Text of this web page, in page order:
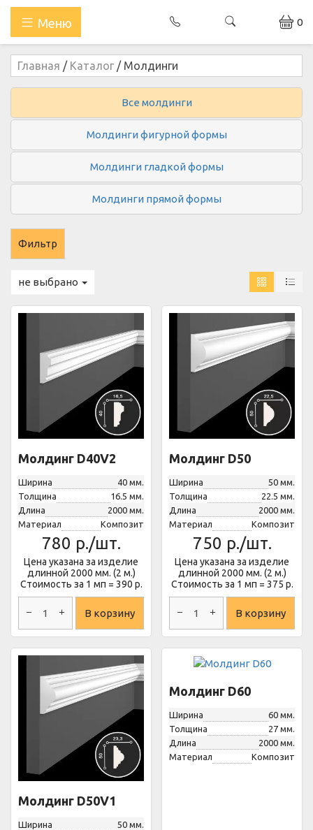
Меню 0
Главная / Каталог/ Молдинги
Все молдинги
Молдинги фигурной формы
Молдинги гладкой формы
Молдинги прямой формы
не выбрано
Молдинг D40V2
Ширина
40 мм.
Толщина
16.5 мм.
Длина
2000 мм.
Материал
Композит
780 р./шт.
Цена указана за изделие
длинной 2000 мм. (2 м.)
Стоимость за 1 мп = 390 р.
В корзину
Молдинг D50
Ширина
50 мм.
Толщина
22.5 мм.
Длина
2000 мм.
Материал
Композит
750 р./шт.
Цена указана за изделие
длинной 2000 мм. (2 м.)
Стоимость за 1 мп = 375 р.
В корзину
Молдинг D50V1
Ширина
50 мм.
Молдинг D60
Ширина
60 мм.
Толщина
27 мм.
Длина
2000 мм.
Материал
Композит